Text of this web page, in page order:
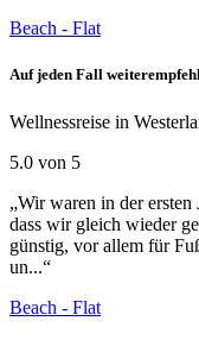
Beach - Flat
Auf jeden Fall
Wellnessreise in
5.0 von 5
„Wir waren in der ersten
dass wir gleich wieder
günstig, vor allem für
un...“
Beach - Flat